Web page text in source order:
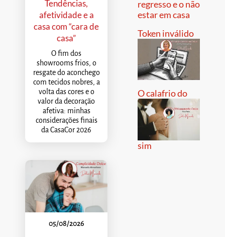
Tendências,
afetividade e a
casa com “cara de
casa”
O fim dos
showrooms frios, o
resgate do aconchego
com tecidos nobres, a
volta das cores e o
valor da decoração
afetiva: minhas
considerações finais
da CasaCor 2026
05/08/2026
regresso e o não
estar em casa
Token inválido
O calafrio do
sim